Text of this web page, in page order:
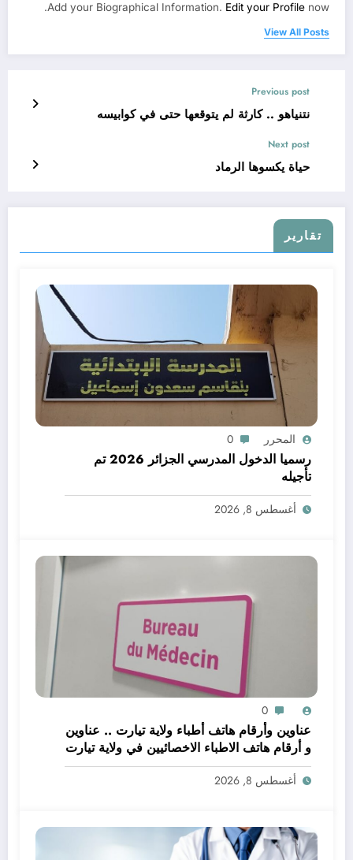
Add your Biographical Information. Edit your Profile now.
View All Posts
Previous post
نتنياهو .. كارثة لم يتوقعها حتى في كوابيسه
Next post
حياة يكسوها الرماد
تقارير
المحرر 0
رسميا الدخول المدرسي الجزائر 2026 تم
تأجيله
أغسطس 8, 2026
0
عناوين وأرقام هاتف أطباء ولاية تيارت .. عناوين
و أرقام هاتف الاطباء الاخصائيين في ولاية تيارت
أغسطس 8, 2026